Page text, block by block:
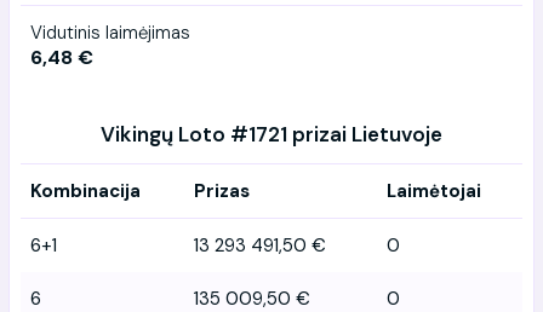
Vidutinis laimėjimas
6,48 €
Vikingų Loto #1721 prizai Lietuvoje
Kombinacija Prizas Laimėtojai
6+1 13 293 491,50 € 0
6 135 009,50 € 0